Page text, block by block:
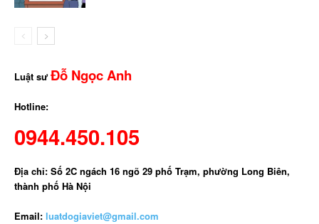
Luật sưĐỗ Ngọc Anh
Hotline:
0944.450.105
Địa chỉ: Số 2C ngách 16 ngõ 29 phố Trạm, phường Long Biên,
thành phố Hà Nội
Email: luatdogiaviet@gmail.com